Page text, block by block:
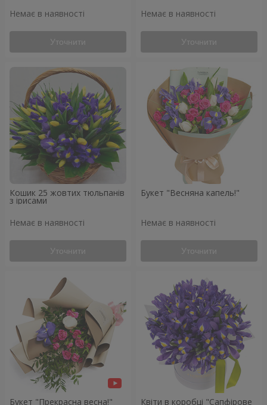
Немає в наявності
Уточнити
Немає в наявності
Уточнити
Кошик 25 жовтих тюльпанів
з ірисами
Немає в наявності
Уточнити
Букет "Весняна капель!"
Немає в наявності
Уточнити
Букет "Прекрасна весна!" Квіти в коробці "Сапфірове